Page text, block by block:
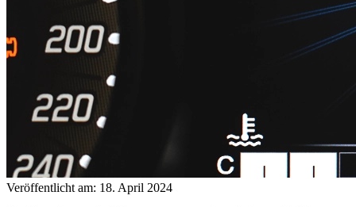
Veröffentlicht am: 18. April 2024